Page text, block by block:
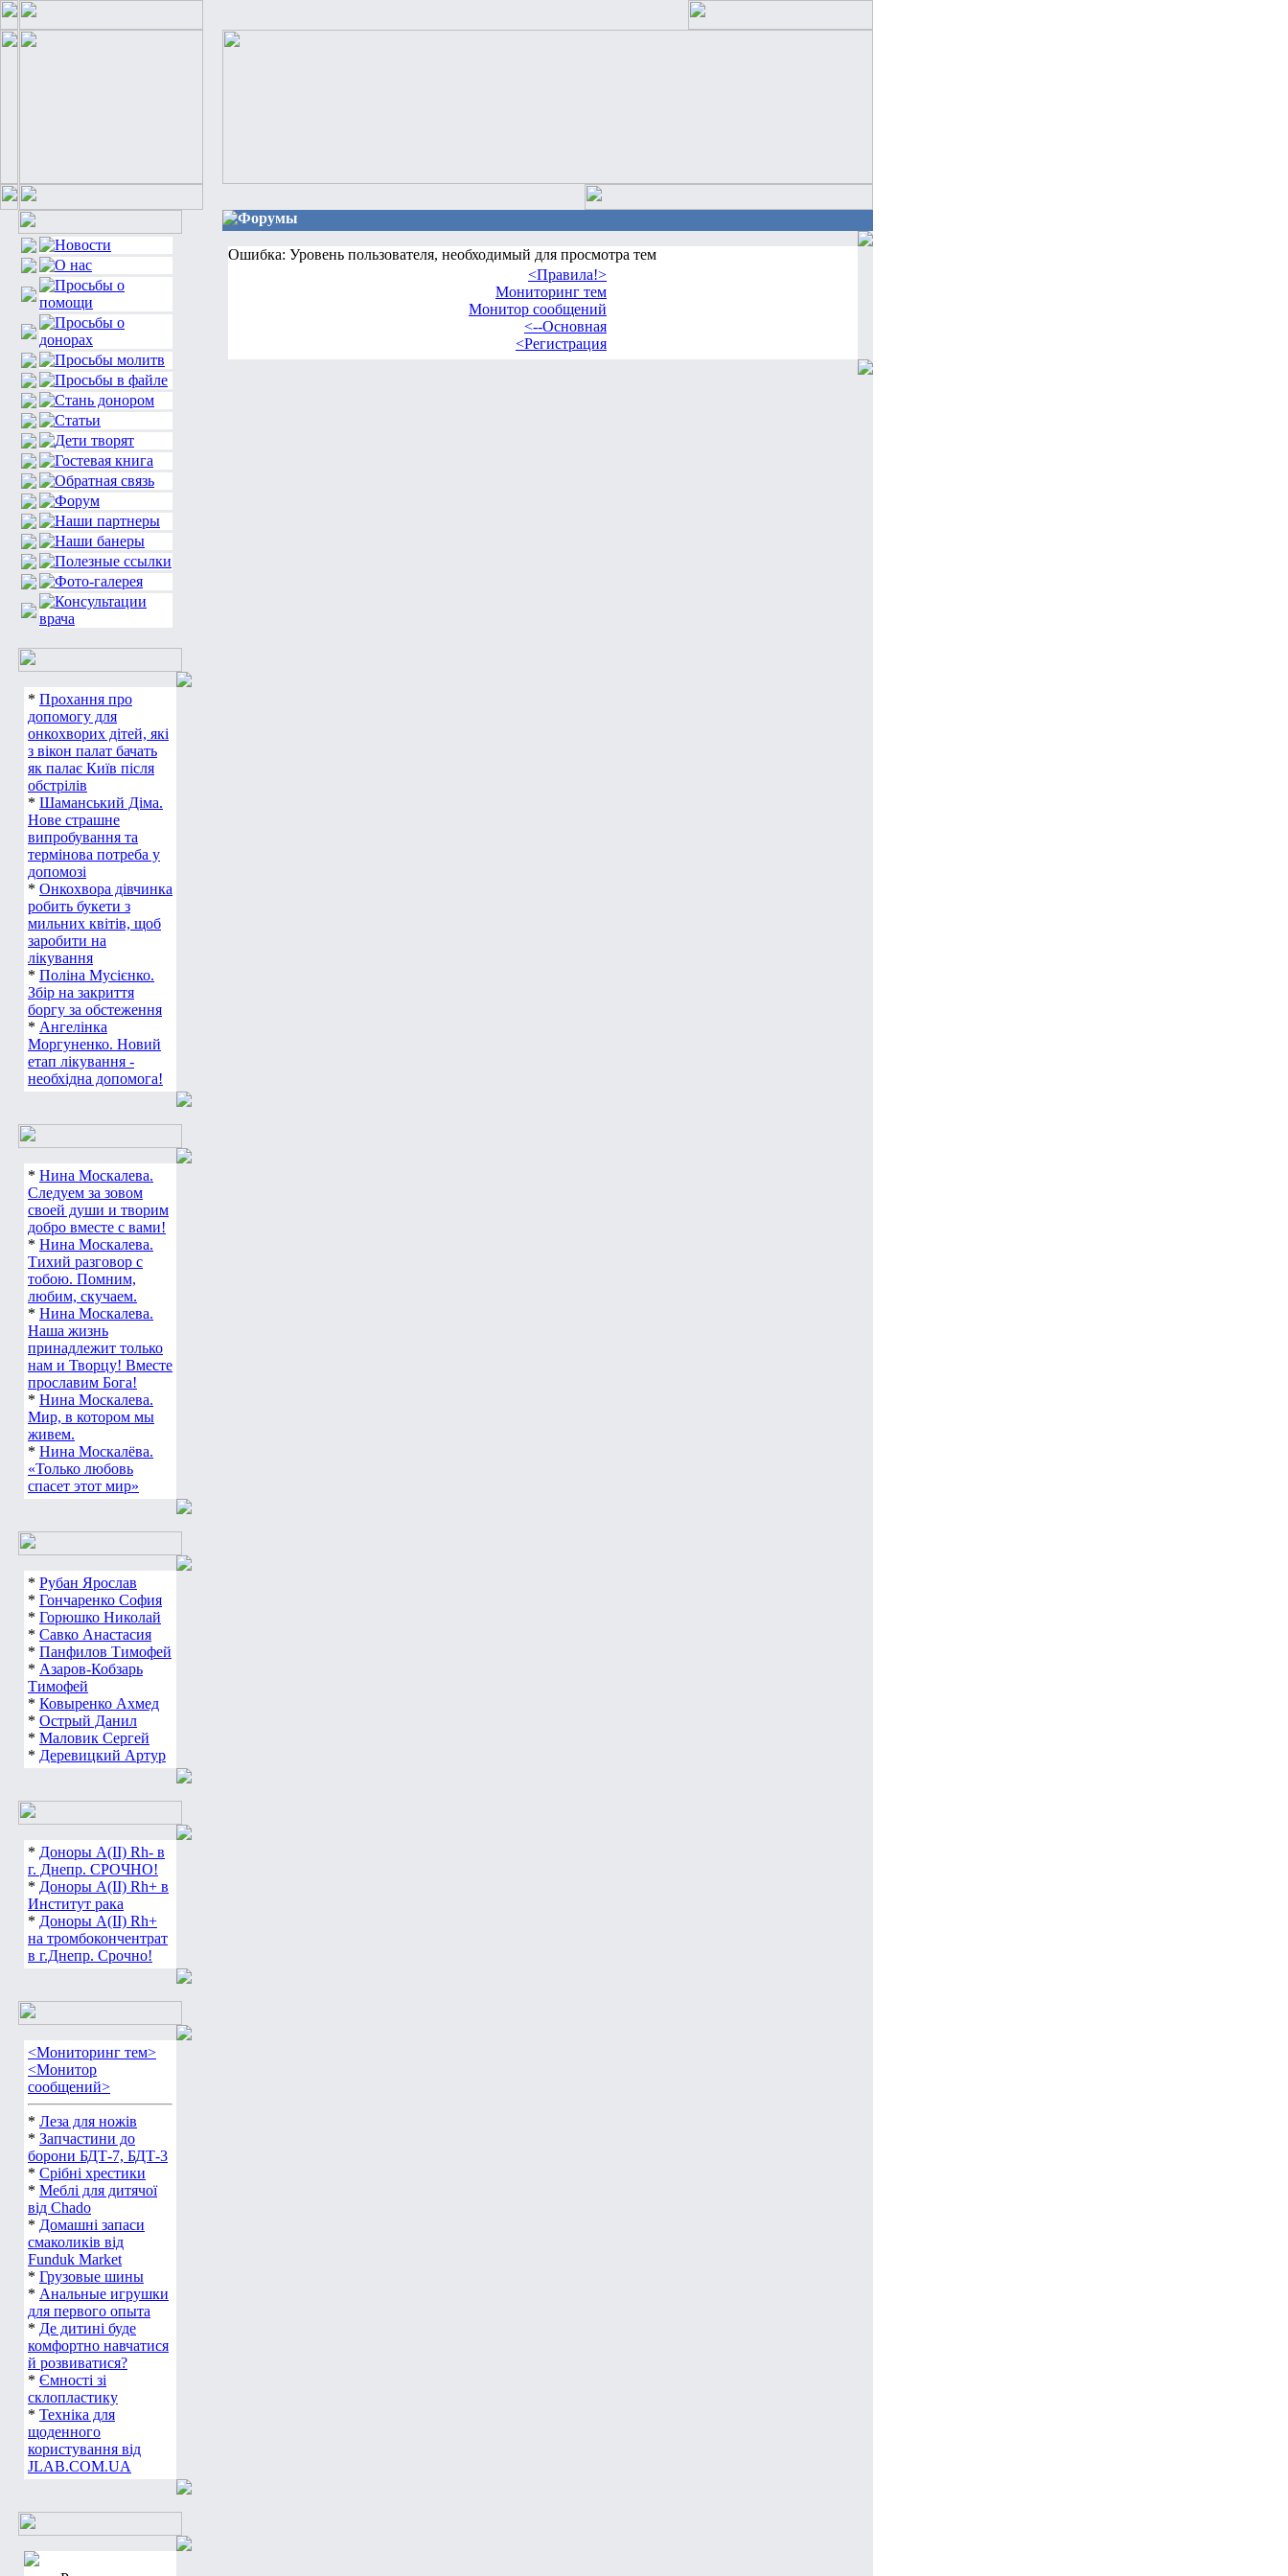
* Прохання про
допомогу для
онкохворих дітей, які
з вікон палат бачать
як палає Київ після
обстрілів
* Шаманський Діма.
Нове страшне
випробування та
термінова потреба у
допомозі
* Онкохвора дівчинка
робить букети з
мильних квітів, щоб
заробити на
лікування
* Поліна Мусієнко.
Збір на закриття
боргу за обстеження
* Ангелінка
Моргуненко. Новий
етап лікування -
необхідна допомога!
* Нина Москалева.
Следуем за зовом
своей души и творим
добро вместе с вами!
* Нина Москалева.
Тихий разговор с
тобою. Помним,
любим, скучаем.
* Нина Москалева.
Наша жизнь
принадлежит только
нам и Творцу! Вместе
прославим Бога!
* Нина Москалева.
Мир, в котором мы
живем.
* Нина Москалёва.
«Только любовь
спасет этот мир»
* Рубан Ярослав
* Гончаренко София
* Горюшко Николай
* Савко Анастасия
* Панфилов Тимофей
* Азаров-Кобзарь
Тимофей
* Ковыренко Ахмед
* Острый Данил
* Маловик Сергей
* Деревицкий Артур
* Доноры А(ІІ) Rh- в
г. Днепр. СРОЧНО!
* Доноры А(ІІ) Rh+ в
Институт рака
* Доноры А(ІІ) Rh+
на тромбокончентрат
в г.Днепр. Срочно!
<Мониторинг тем>
<Монитор
сообщений>
* Леза для ножів
* Запчастини до
борони БДТ-7, БДТ-3
* Срібні хрестики
* Меблі для дитячої
від Chado
* Домашні запаси
смаколиків від
Funduk Market
* Грузовые шины
* Анальные игрушки
для первого опыта
* Де дитині буде
комфортно навчатися
й розвиватися?
* Ємності зі
склопластику
* Техніка для
щоденного
користування від
JLAB.COM.UA
Форумы
Ошибка: Уровень пользователя, необходимый для просмотра тем
<Правила!>
Мониторинг тем
Монитор сообщений
<--Основная
<Регистрация